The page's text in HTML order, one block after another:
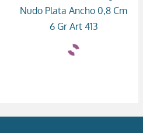
Nudo Plata Ancho 0,8 Cm
6 Gr Art 413